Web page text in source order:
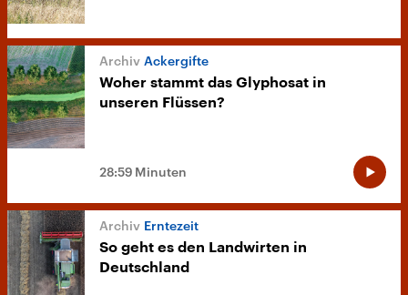
Ackergifte
Woher stammt das Glyphosat in
unseren Flüssen?
28:59 Minuten
Erntezeit
So geht es den Landwirten in
Deutschland